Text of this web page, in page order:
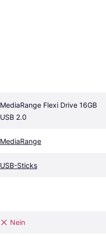
MediaRange Flexi Drive 16GB
USB 2.0
MediaRange
USB-Sticks
Nein